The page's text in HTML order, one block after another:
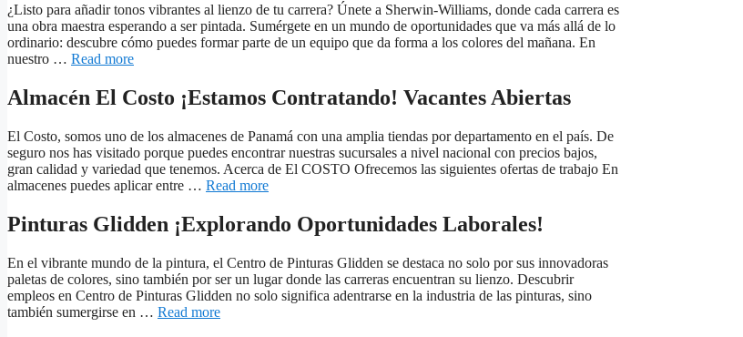
¿Listo para añadir tonos vibrantes al lienzo de tu carrera? Únete a Sherwin-Williams, donde cada carrera es
una obra maestra esperando a ser pintada. Sumérgete en un mundo de oportunidades que va más allá de lo
ordinario: descubre cómo puedes formar parte de un equipo que da forma a los colores del mañana. En
nuestro … Read more
Almacén El Costo ¡Estamos Contratando! Vacantes Abiertas
El Costo, somos uno de los almacenes de Panamá con una amplia tiendas por departamento en el país. De
seguro nos has visitado porque puedes encontrar nuestras sucursales a nivel nacional con precios bajos,
gran calidad y variedad que tenemos. Acerca de El COSTO Ofrecemos las siguientes ofertas de trabajo En
almacenes puedes aplicar entre … Read more
Pinturas Glidden ¡Explorando Oportunidades Laborales!
En el vibrante mundo de la pintura, el Centro de Pinturas Glidden se destaca no solo por sus innovadoras
paletas de colores, sino también por ser un lugar donde las carreras encuentran su lienzo. Descubrir
empleos en Centro de Pinturas Glidden no solo significa adentrarse en la industria de las pinturas, sino
también sumergirse en … Read more